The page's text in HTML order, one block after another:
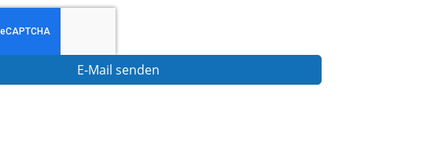
E-Mail senden